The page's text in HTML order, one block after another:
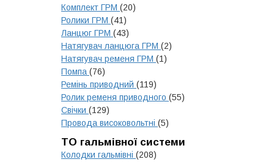
Комплект ГРМ (20)
Ролики ГРМ (41)
Ланцюг ГРМ (43)
Натягувач ланцюга ГРМ (2)
Натягувач ременя ГРМ (1)
Помпа (76)
Ремінь приводний (119)
Ролик ременя приводного (55)
Свічки (129)
Провода високовольтні (5)
ТО гальмівної системи
Колодки гальмівні (208)